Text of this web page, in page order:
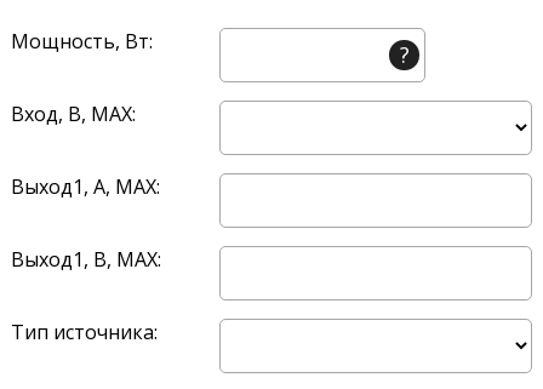
Мощность, Вт: ?
Вход, В, MAX:
Выход1, A, MAX:
Выход1, В, MAX:
Тип источника: